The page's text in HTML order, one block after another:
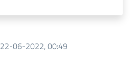
22-06-2022, 00:49